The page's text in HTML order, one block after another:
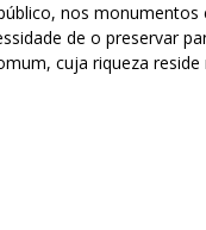
nos
de o preservar
cuja riqueza reside